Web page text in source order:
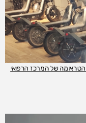
הטראומה של המרכז הרפואי